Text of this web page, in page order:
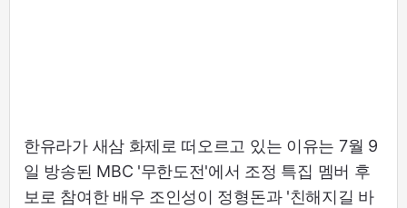
한유라가 새삼 화제로 떠오르고 있는 이유는 7월 9
일 방송된 MBC '무한도전'에서 조정 특집 멤버 후
보로 참여한 배우 조인성이 정형돈과 '친해지길 바